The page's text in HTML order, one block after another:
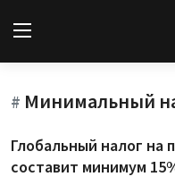
Вход
Новости
# Минимальный
Глобальный налог на
составит минимум